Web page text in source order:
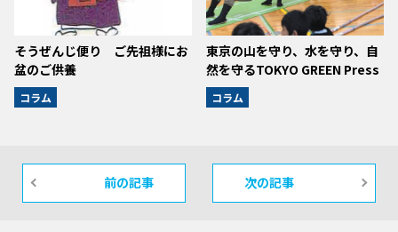
そうぜんじ便り ご先祖様にお
盆のご供養
コラム
東京の山を守り、水を守り、自
然を守るTOKYO GREEN Press
コラム
前の記事 次の記事